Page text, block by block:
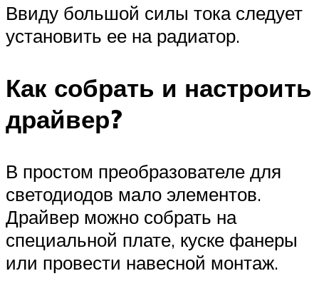
Ввиду большой силы тока следует
установить ее на радиатор.
Как собрать и настроить
драйвер?
В простом преобразователе для
светодиодов мало элементов.
Драйвер можно собрать на
специальной плате, куске фанеры
или провести навесной монтаж.